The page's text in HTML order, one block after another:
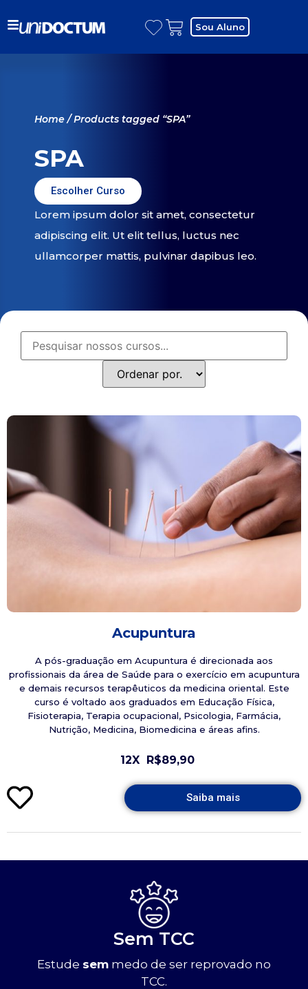
Sou Aluno
Home/ Products tagged “SPA”
SPA
Escolher Curso
Lorem ipsum dolor sit amet, consectetur
adipiscing elit. Ut elit tellus, luctus nec
ullamcorper mattis, pulvinar dapibus leo.
Acupuntura
A pós-graduação em Acupuntura é direcionada aos
profissionais da área de Saúde para o exercício em acupuntura
e demais recursos terapêuticos da medicina oriental. Este
curso é voltado aos graduados em Educação Física,
Fisioterapia, Terapia ocupacional, Psicologia, Farmácia,
Nutrição, Medicina, Biomedicina e áreas afins.
12X R$89,90
Saiba mais
Sem TCC
Estude sem medo de ser reprovado no
TCC.